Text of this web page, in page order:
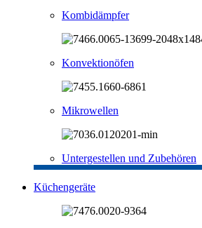
Kombidämpfer
Konvektionöfen
Mikrowellen
Untergestellen und Zubehören
Küchengeräte